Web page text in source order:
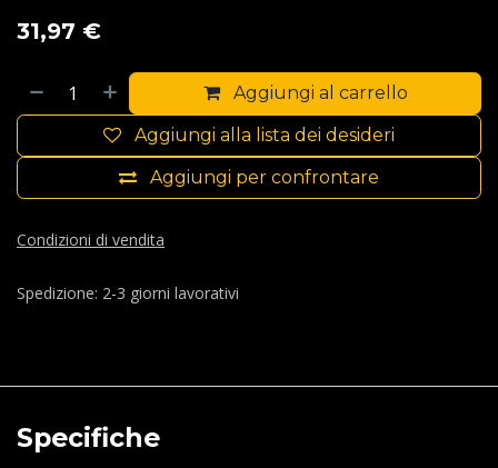
31,97 €
Aggiungi al carrello
Aggiungi per confrontare
Aggiungi alla lista dei desideri
Condizioni di vendita
Spedizione: 2-3 giorni lavorativi
Specifiche